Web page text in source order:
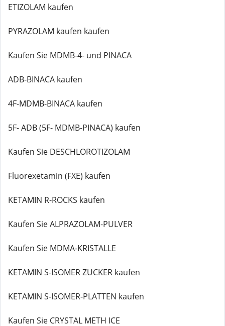
ETIZOLAM kaufen
PYRAZOLAM kaufen kaufen
Kaufen Sie MDMB-4- und PINACA
ADB-BINACA kaufen
4F-MDMB-BINACA kaufen
5F- ADB (5F- MDMB-PINACA) kaufen
Kaufen Sie DESCHLOROTIZOLAM
Fluorexetamin (FXE) kaufen
KETAMIN R-ROCKS kaufen
Kaufen Sie ALPRAZOLAM-PULVER
Kaufen Sie MDMA-KRISTALLE
KETAMIN S-ISOMER ZUCKER kaufen
KETAMIN S-ISOMER-PLATTEN kaufen
Kaufen Sie CRYSTAL METH ICE